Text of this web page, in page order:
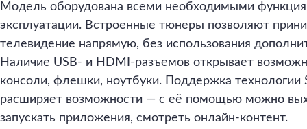
Модель оборудована всеми необходимыми
эксплуатации. Встроенные тюнеры позволяют
телевидение напрямую, без использования
Наличие USB- и HDMI-разъемов открывает
консоли, флешки, ноутбуки. Поддержка технологии
расширяет возможности — с её помощью можно
запускать приложения, смотреть онлайн-контент.